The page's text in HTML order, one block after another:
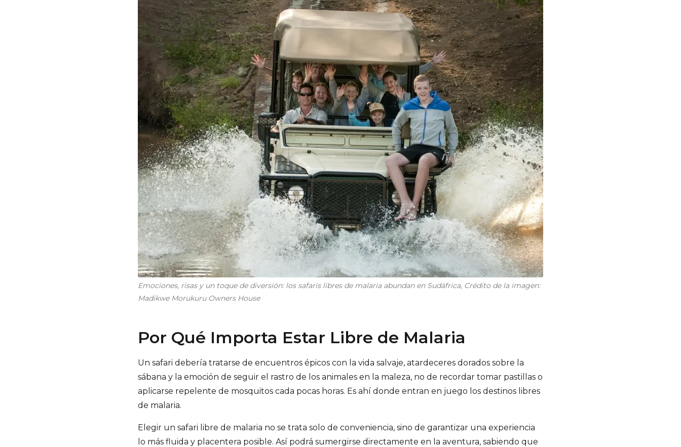
Emociones, risas y un toque de diversión: los safaris libres de malaria abundan en Sudáfrica, Crédito de la imagen:
Madikwe Morukuru Owners House
Por Qué Importa Estar Libre de Malaria
Un safari debería tratarse de encuentros épicos con la vida salvaje, atardeceres dorados sobre la
sábana y la emoción de seguir el rastro de los animales en la maleza, no de recordar tomar pastillas o
aplicarse repelente de mosquitos cada pocas horas. Es ahí donde entran en juego los destinos libres
de malaria.
Elegir un safari libre de malaria no se trata solo de conveniencia, sino de garantizar una experiencia
lo más fluida y placentera posible. Así podrá sumergirse directamente en la aventura, sabiendo que